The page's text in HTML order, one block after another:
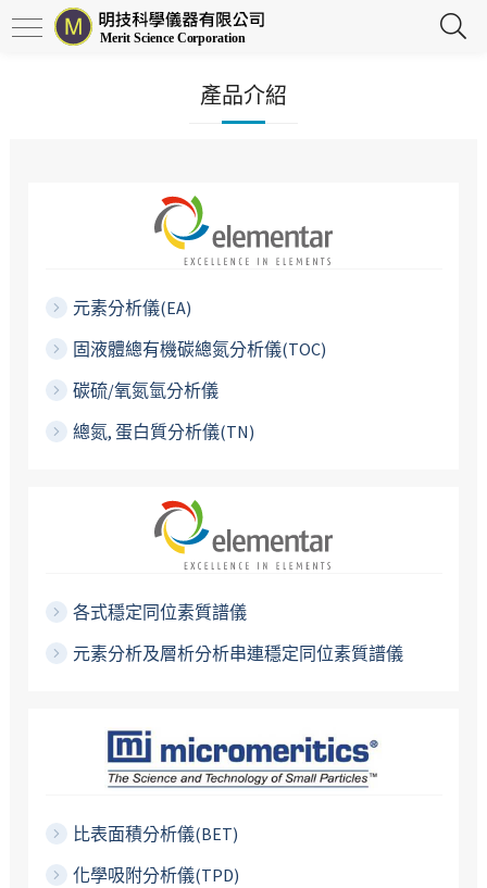
產品介紹
元素分析儀(EA)
固液體總有機碳總氮分析儀(TOC)
碳硫/氧氮氫分析儀
總氮, 蛋白質分析儀(TN)
各式穩定同位素質譜儀
元素分析及層析分析串連穩定同位素質譜儀
比表面積分析儀(BET)
化學吸附分析儀(TPD)